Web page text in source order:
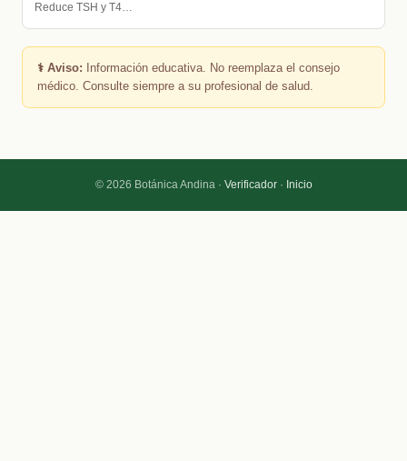
Reduce TSH y T4…
⚕️ Aviso: Información educativa. No reemplaza el consejo
médico. Consulte siempre a su profesional de salud.
© 2026 Botánica Andina · Verificador· Inicio